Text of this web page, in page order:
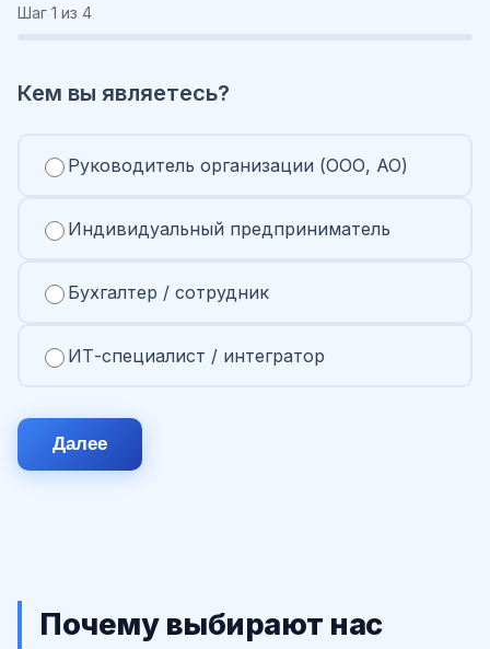
Шаг 1 из 4
Кем вы являетесь?
Руководитель организации (ООО, АО)
Индивидуальный предприниматель
Бухгалтер / сотрудник
ИТ-специалист / интегратор
Далее
Почему выбирают нас